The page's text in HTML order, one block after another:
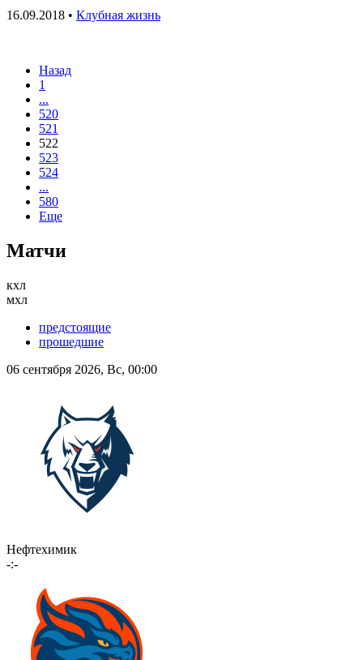
16.09.2018 • Клубная жизнь
Назад
1
...
520
521
522
523
524
...
580
Еще
Матчи
кхл
мхл
предстоящие
прошедшие
06 сентября 2026, Вс, 00:00
Нефтехимик
-:-